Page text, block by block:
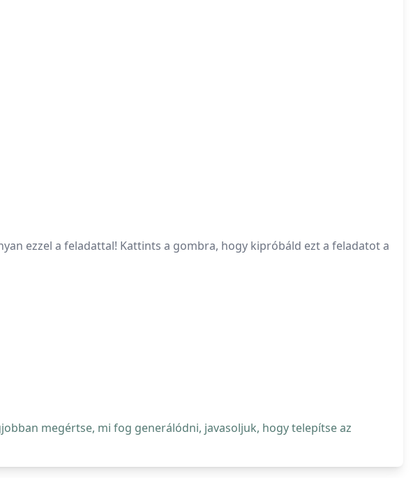
ezzel a feladattal! Kattints a gombra, hogy kipróbáld ezt a feladatot a
megértse, mi fog generálódni, javasoljuk, hogy telepítse az